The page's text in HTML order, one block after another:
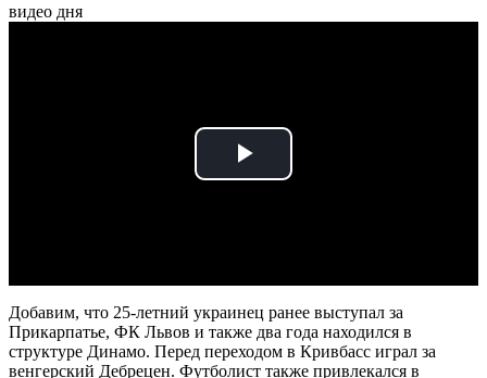
видео дня
Play
Добавим, что 25-летний украинец ранее выступал за
Прикарпатье, ФК Львов и также два года находился в
структуре Динамо. Перед переходом в Кривбасс играл за
венгерский Дебрецен. Футболист также привлекался в